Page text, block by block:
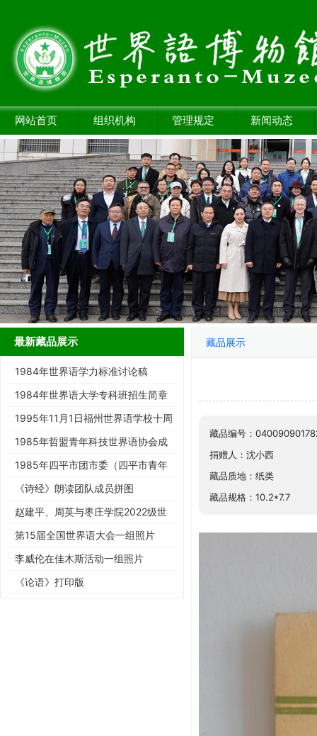
网站首页 组织机构 管理规定 新闻动态
最新藏品展示
1984年世界语学力标准讨论稿
1984年世界语大学专科班招生简章
1995年11月1日福州世界语学校十周
年庆典请柬
1985年哲盟青年科技世界语协会成
立大会请柬
1985年四平市团市委（四平市青年
世协筹）请柬
《诗经》朗读团队成员拼图
赵建平、周英与枣庄学院2022级世
界语班同学合影留念
第15届全国世界语大会一组照片
李威伦在佳木斯活动一组照片
《论语》打印版
藏品展示
藏品编号：
捐赠人：沈小西
藏品质地：纸类
藏品规格：10.2*7.7